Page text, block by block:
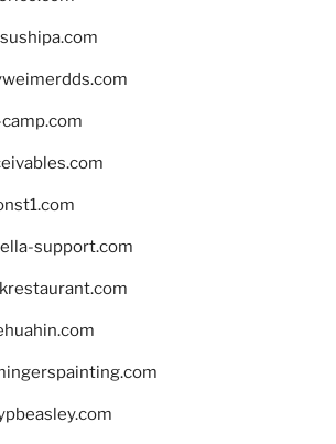
support.com